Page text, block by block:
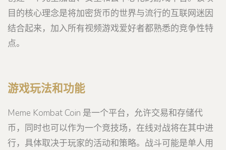
目的核心理念是将加密货币的世界与流行的互联网迷因
结合起来，加入所有视频游戏爱好者都熟悉的竞争性特
点。
游戏玩法和功能
Meme Kombat Coin 是一个平台，允许交易和存储代
币，同时也可以作为一个竞技场，在线对战将在其中进
行，具体取决于玩家的活动和策略。战斗可能是单人用